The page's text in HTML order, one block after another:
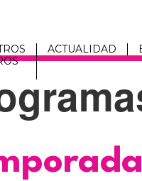
Menu
fmc
ACTUALIDAD